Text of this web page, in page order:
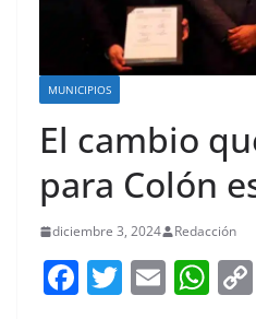
MUNICIPIOS
El cambio
para Colón
diciembre 3, 2024 Redacción
F T E W